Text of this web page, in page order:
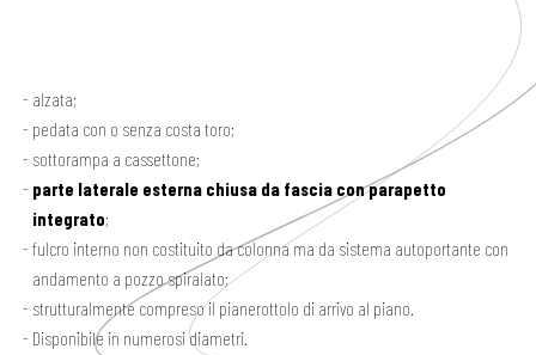
alzata;
pedata con o senza costa toro;
sottorampa a cassettone;
parte laterale esterna chiusa da fascia con parapetto
integrato;
fulcro interno non costituito da colonna ma da sistema autoportante con
andamento a pozzo spiralato;
strutturalmente compreso il pianerottolo di arrivo al piano.
Disponibile in numerosi diametri.